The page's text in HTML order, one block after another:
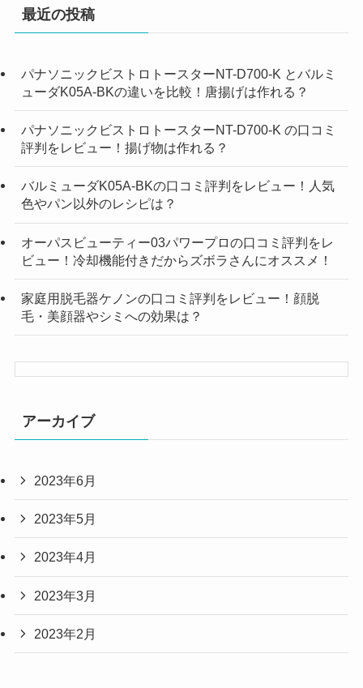
最近の投稿
パナソニックビストロトースターNT-D700-K とバルミ
ューダK05A-BKの違いを比較！唐揚げは作れる？
パナソニックビストロトースターNT-D700-K の口コミ
評判をレビュー！揚げ物は作れる？
バルミューダK05A-BKの口コミ評判をレビュー！人気
色やパン以外のレシピは？
オーパスビューティー03パワープロの口コミ評判をレ
ビュー！冷却機能付きだからズボラさんにオススメ！
家庭用脱毛器ケノンの口コミ評判をレビュー！顔脱
毛・美顔器やシミへの効果は？
アーカイブ
2023年6月
2023年5月
2023年4月
2023年3月
2023年2月